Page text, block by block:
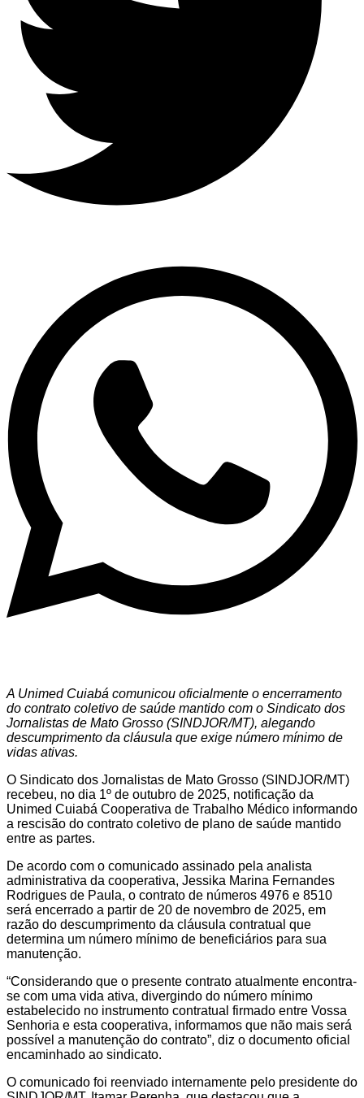
A Unimed Cuiabá comunicou oficialmente o encerramento
do contrato coletivo de saúde mantido com o Sindicato dos
Jornalistas de Mato Grosso (SINDJOR/MT), alegando
descumprimento da cláusula que exige número mínimo de
vidas ativas.
O Sindicato dos Jornalistas de Mato Grosso (SINDJOR/MT)
recebeu, no dia 1º de outubro de 2025, notificação da
Unimed Cuiabá Cooperativa de Trabalho Médico informando
a rescisão do contrato coletivo de plano de saúde mantido
entre as partes.
De acordo com o comunicado assinado pela analista
administrativa da cooperativa, Jessika Marina Fernandes
Rodrigues de Paula, o contrato de números 4976 e 8510
será encerrado a partir de 20 de novembro de 2025, em
razão do descumprimento da cláusula contratual que
determina um número mínimo de beneficiários para sua
manutenção.
“Considerando que o presente contrato atualmente encontra-
se com uma vida ativa, divergindo do número mínimo
estabelecido no instrumento contratual firmado entre Vossa
Senhoria e esta cooperativa, informamos que não mais será
possível a manutenção do contrato”, diz o documento oficial
encaminhado ao sindicato.
O comunicado foi reenviado internamente pelo presidente do